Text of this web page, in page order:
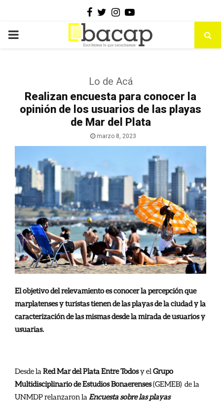
Facebook
Twitter
Instagram
Youtube
PRIMARY
Lo de Acá
Realizan encuesta para conocer la
opinión de los usuarios de las playas
de Mar del Plata
marzo 8, 2023
El objetivo del relevamiento es conocer la percepción que
marplatenses y turistas tienen de las playas de la ciudad y la
caracterización de las mismas desde la mirada de usuarios y
usuarias.
Desde la Red Mar del Plata Entre Todosy el Grupo
Multidisciplinario de Estudios Bonaerenses(GEMEB) de la
UNMDP relanzaron la Encuesta sobre las playas